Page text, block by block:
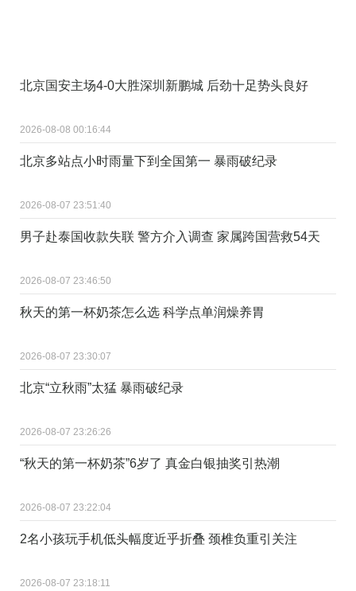
北京国安主场4-0大胜深圳新鹏城 后劲十足势头良好
2026-08-08 00:16:44
北京多站点小时雨量下到全国第一 暴雨破纪录
2026-08-07 23:51:40
男子赴泰国收款失联 警方介入调查 家属跨国营救54天
2026-08-07 23:46:50
秋天的第一杯奶茶怎么选 科学点单润燥养胃
2026-08-07 23:30:07
北京“立秋雨”太猛 暴雨破纪录
2026-08-07 23:26:26
“秋天的第一杯奶茶”6岁了 真金白银抽奖引热潮
2026-08-07 23:22:04
2名小孩玩手机低头幅度近乎折叠 颈椎负重引关注
2026-08-07 23:18:11